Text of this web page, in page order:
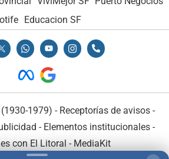
Educacion SF
1979) - Receptorías de avisos -
- Elementos institucionales-
con El Litoral - MediaKit